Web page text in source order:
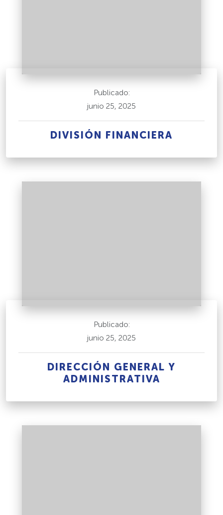
Publicado:
junio 25, 2025
DIVISIÓN FINANCIERA
Publicado:
junio 25, 2025
DIRECCIÓN GENERAL Y
ADMINISTRATIVA